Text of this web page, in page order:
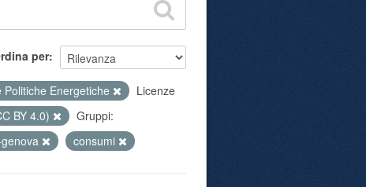
per
Energetiche
Licenze
BY 4.0)
Gruppi:
consumi